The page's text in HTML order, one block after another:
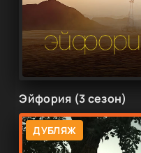
Эйфория (3 сезон)
ДУБЛЯЖ